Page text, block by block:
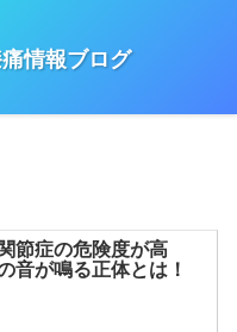
情報ブログ
節症の危険度が高
音が鳴る正体とは！